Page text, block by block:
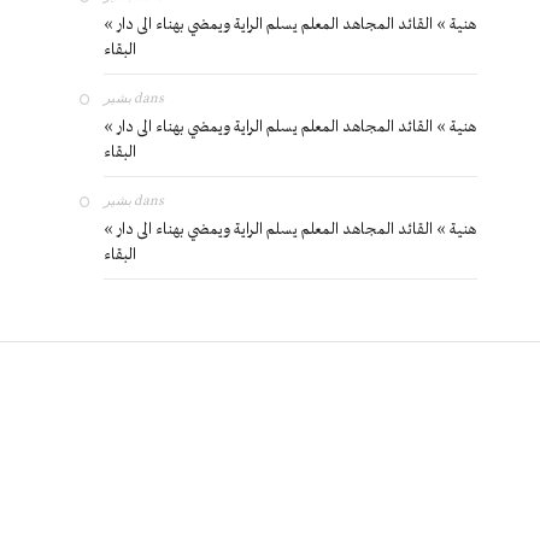
« هنية » القائد المجاهد المعلم يسلم الراية ويمضي بهناء الى دار
البقاء
بشير dans
« هنية » القائد المجاهد المعلم يسلم الراية ويمضي بهناء الى دار
البقاء
بشير dans
« هنية » القائد المجاهد المعلم يسلم الراية ويمضي بهناء الى دار
البقاء